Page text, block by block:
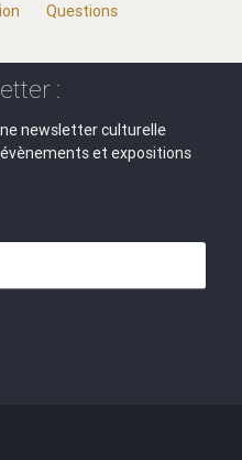
Questions
:
newsletter culturelle
et expositions